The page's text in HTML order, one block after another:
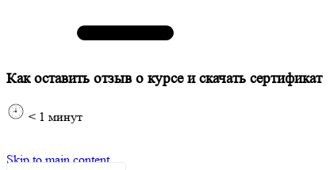
Как оставить отзыв о курсе и скачать сертификат
< 1 минут
Skip to main content